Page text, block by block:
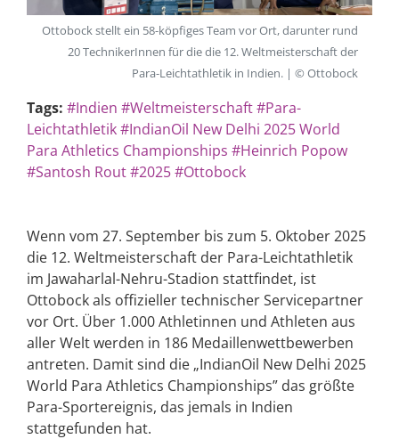
Ottobock stellt ein 58-köpfiges Team vor Ort, darunter rund
20 TechnikerInnen für die die 12. Weltmeisterschaft der
Para-Leichtathletik in Indien. | © Ottobock
Tags: #Indien #Weltmeisterschaft#Para-
Leichtathletik#IndianOil New Delhi 2025 World
Para Athletics Championships #Heinrich Popow
#Santosh Rout#2025#Ottobock
Wenn vom 27. September bis zum 5. Oktober 2025
die 12. Weltmeisterschaft der Para-Leichtathletik
im Jawaharlal-Nehru-Stadion stattfindet, ist
Ottobock als offizieller technischer Servicepartner
vor Ort. Über 1.000 Athletinnen und Athleten aus
aller Welt werden in 186 Medaillenwettbewerben
antreten. Damit sind die „IndianOil New Delhi 2025
World Para Athletics Championships” das größte
Para-Sportereignis, das jemals in Indien
stattgefunden hat.